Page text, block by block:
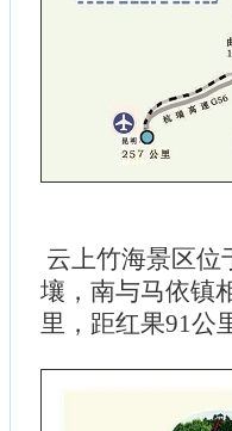
云上竹海景区位
壤，南与马依镇
里，距红果91公